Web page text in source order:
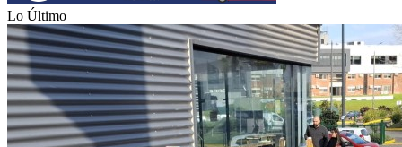
Lo Último